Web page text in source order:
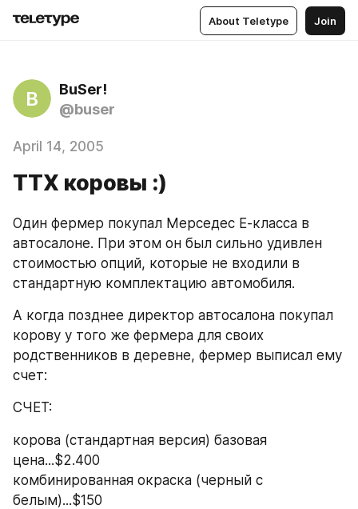
About Teletype Join
B
BuSer!
@buser
April 14, 2005
ТТХ коровы :)
Один фермер покупал Мерседес Е-класса в
автосалоне. При этом он был сильно удивлен
стоимостью опций, которые не входили в
стандартную комплектацию автомобиля.
А когда позднее директор автосалона покупал
корову у того же фермера для своих
родственников в деревне, фермер выписал ему
счет:
СЧЕТ:
корова (стандартная версия) базовая
цена...$2.400
комбинированная окраска (черный с
белым)...$150